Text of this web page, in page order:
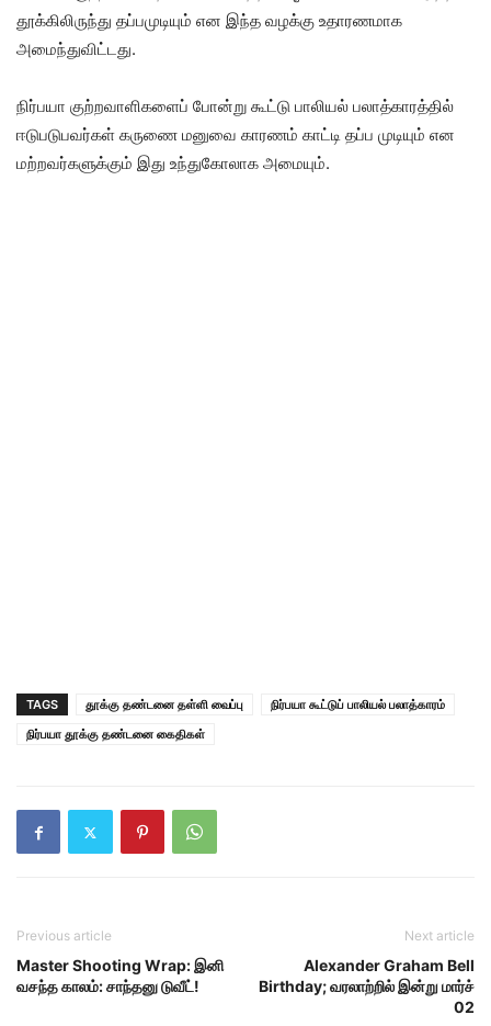
தூக்கிலிருந்து தப்பமுடியும் என இந்த வழக்கு உதாரணமாக
அமைந்துவிட்டது.
நிர்பயா குற்றவாளிகளைப் போன்று கூட்டு பாலியல் பலாத்காரத்தில்
ஈடுபடுபவர்கள் கருணை மனுவை காரணம் காட்டி தப்ப முடியும் என
மற்றவர்களுக்கும் இது உந்துகோலாக அமையும்.
TAGS தூக்கு தண்டனை தள்ளி வைப்பு
நிர்பயா கூட்டுப் பாலியல் பலாத்காரம்
நிர்பயா தூக்கு தண்டனை கைதிகள்
Previous article
Master Shooting Wrap: இனி
வசந்த காலம்: சாந்தனு டுவீட்!
Next article
Alexander Graham Bell
Birthday; வரலாற்றில் இன்று மார்ச்
02